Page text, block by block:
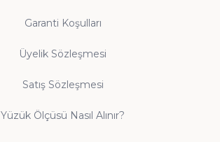
Garanti Koşulları
Üyelik Sözleşmesi
Satış Sözleşmesi
Yüzük Ölçüsü Nasıl Alınır?